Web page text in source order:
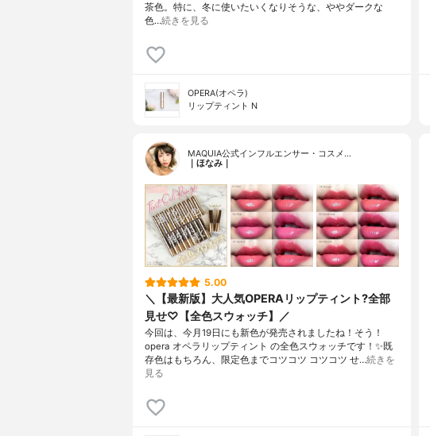
茶色。特に、冬に使いたいくなりそうな、ややダークな
色…続きを見る
OPERA(オペラ)
リップティント N
MAQUIA公式インフルエンサー・コスメ…
｜ほなみ｜
5.00
＼【最新版】大人気OPERAリップティント?全部
見せ♡【全色スウォッチ】／
今回は、今月19日にも新色が発売されましたね！そう！
opera オペラリップティント の全色スウォッチです！✨既
存色はもちろん、限定色までコツコツ コツコツ せ…続きを
見る